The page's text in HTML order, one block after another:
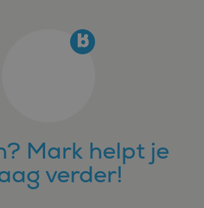
Mark helpt je
verder!